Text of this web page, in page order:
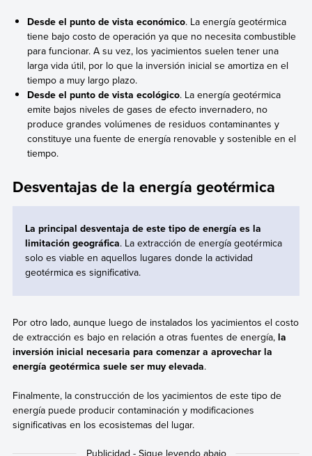
Desde el punto de vista económico. La energía geotérmica
tiene bajo costo de operación ya que no necesita combustible
para funcionar. A su vez, los yacimientos suelen tener una
larga vida útil, por lo que la inversión inicial se amortiza en el
tiempo a muy largo plazo.
Desde el punto de vista ecológico. La energía geotérmica
emite bajos niveles de gases de efecto invernadero, no
produce grandes volúmenes de residuos contaminantes y
constituye una fuente de energía renovable y sostenible en el
tiempo.
Desventajas de la energía geotérmica
La principal desventaja de este tipo de energía es la
limitación geográfica. La extracción de energía geotérmica
solo es viable en aquellos lugares donde la actividad
geotérmica es significativa.
Por otro lado, aunque luego de instalados los yacimientos el costo
de extracción es bajo en relación a otras fuentes de energía,la
inversión inicial necesaria para comenzar a aprovechar la
energía geotérmica suele ser muy elevada.
Finalmente, la construcción de los yacimientos de este tipo de
energía puede producir contaminación y modificaciones
significativas en los ecosistemas del lugar.